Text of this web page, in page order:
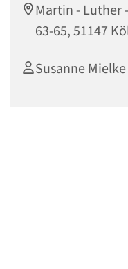
Martin - Luther
63-65, 51147
Susanne Mielke